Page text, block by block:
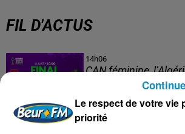
FIL D'ACTUS
14h06
CAN féminine,
une marche de la
Le respect de votre vie
priorité